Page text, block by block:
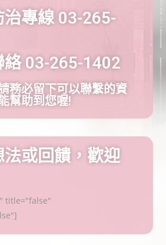
治專線 03-265-
絡 03-265-1402
務必留下可以聯繫的資
幫助到您喔!
法或回饋，歡迎
title="false"